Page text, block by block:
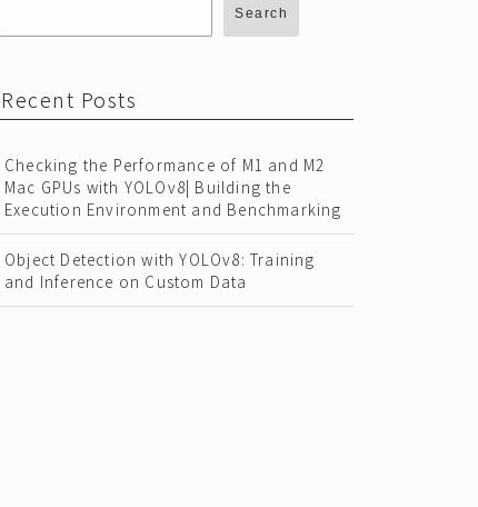
Search
Recent Posts
Checking the Performance of M1 and M2
Mac GPUs with YOLOv8| Building the
Execution Environment and Benchmarking
Object Detection with YOLOv8: Training
and Inference on Custom Data